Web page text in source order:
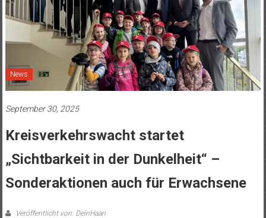
News
September 30, 2025
Kreisverkehrswacht startet
„Sichtbarkeit in der Dunkelheit“ –
Sonderaktionen auch für Erwachsene
Veröffentlicht von: DeinHaan